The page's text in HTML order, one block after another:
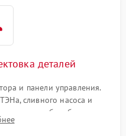
деталей
и панели управления.
сливного насоса и
барабана и
люка на разрывы.